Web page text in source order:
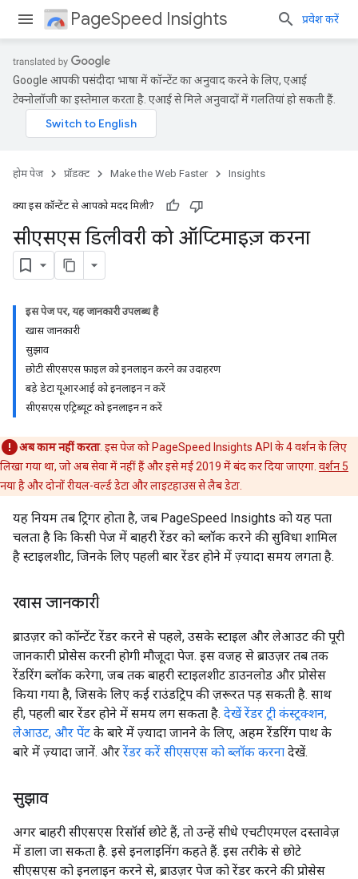
PageSpeed Insights प्रवेश करें
Google आपकी पसंदीदा भाषा में कॉन्टेंट का अनुवाद करने के लिए, एआई
टेक्नोलॉजी का इस्तेमाल करता है. एआई से मिले अनुवादों में गलतियां हो सकती हैं.
होम पेज प्रॉडक्ट Make the Web Faster Insights
क्या इस कॉन्टेंट से आपको मदद मिली?
सीएसएस डिलीवरी को ऑप्टिमाइज़ करना
इस पेज पर, यह जानकारी उपलब्ध है
खास जानकारी
सुझाव
छोटी सीएसएस फ़ाइल को इनलाइन करने का उदाहरण
बड़े डेटा यूआरआई को इनलाइन न करें
सीएसएस एट्रिब्यूट को इनलाइन न करें
अब काम नहीं करता. इस पेज को PageSpeed Insights API के 4 वर्शन के लिए
लिखा गया था, जो अब सेवा में नहीं हैं और इसे मई 2019 में बंद कर दिया जाएगा. वर्शन 5
नया है और दोनों रीयल-वर्ल्ड डेटा और लाइटहाउस से लैब डेटा.
यह नियम तब ट्रिगर होता है, जब PageSpeed Insights को यह पता
चलता है कि किसी पेज में बाहरी रेंडर को ब्लॉक करने की सुविधा शामिल
है स्टाइलशीट, जिनके लिए पहली बार रेंडर होने में ज़्यादा समय लगता है.
खास जानकारी
ब्राउज़र को कॉन्टेंट रेंडर करने से पहले, उसके स्टाइल और लेआउट की पूरी
जानकारी प्रोसेस करनी होगी मौजूदा पेज. इस वजह से ब्राउज़र तब तक
रेंडरिंग ब्लॉक करेगा, जब तक बाहरी स्टाइलशीट डाउनलोड और प्रोसेस
किया गया है, जिसके लिए कई राउंडट्रिप की ज़रूरत पड़ सकती है. साथ
ही, पहली बार रेंडर होने में समय लग सकता है. देखें रेंडर ट्री कंस्ट्रक्शन,
लेआउट, और पेंट के बारे में ज़्यादा जानने के लिए, अहम रेंडरिंग पाथ के
बारे में ज़्यादा जानें. और रेंडर करें सीएसएस को ब्लॉक करना देखें.
सुझाव
अगर बाहरी सीएसएस रिसॉर्स छोटे हैं, तो उन्हें सीधे एचटीएमएल दस्तावेज़
में डाला जा सकता है. इसे इनलाइनिंग कहते हैं. इस तरीके से छोटे
सीएसएस को इनलाइन करने से, ब्राउज़र पेज को रेंडर करने की प्रोसेस